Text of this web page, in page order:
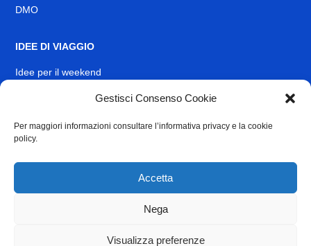
Gestisci Consenso Cookie
Per maggiori informazioni consultare l’informativa privacy e la cookie
policy.
Accetta
Nega
Visualizza preferenze
DMO
IDEE DI VIAGGIO
Idee per il weekend
INFO
News
Link Utili